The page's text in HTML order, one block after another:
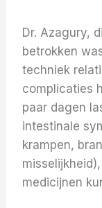
Dr. Azagury,
betrokken
techniek
complicaties
paar dagen
intestinale
krampen,
medicijnen